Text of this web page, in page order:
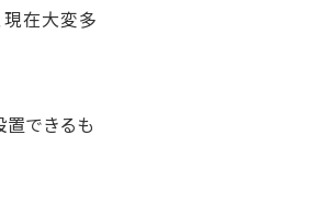
現在大変多
置できるも